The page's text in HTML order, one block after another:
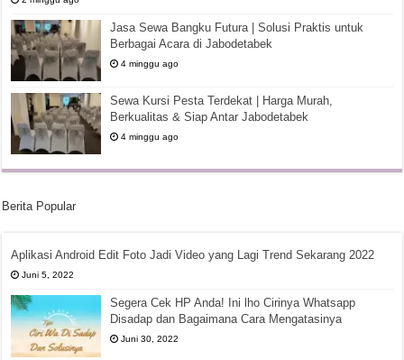
Jasa Sewa Bangku Futura | Solusi Praktis untuk
Berbagai Acara di Jabodetabek
4 minggu ago
Sewa Kursi Pesta Terdekat | Harga Murah,
Berkualitas & Siap Antar Jabodetabek
4 minggu ago
Berita Popular
Aplikasi Android Edit Foto Jadi Video yang Lagi Trend Sekarang 2022
Juni 5, 2022
Segera Cek HP Anda! Ini lho Cirinya Whatsapp
Disadap dan Bagaimana Cara Mengatasinya
Juni 30, 2022